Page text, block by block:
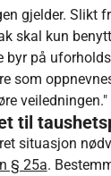
gjelder. Slikt
skal kun
byr på
som
til
situasjon
§ 25a.